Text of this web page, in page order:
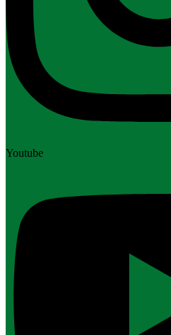
Youtube